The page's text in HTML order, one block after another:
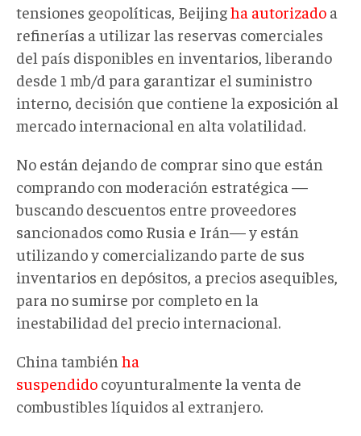
tensiones geopolíticas, Beijingha autorizado a
refinerías a utilizar las reservas comerciales
del país disponibles en inventarios, liberando
desde 1 mb/d para garantizar el suministro
interno, decisión que contiene la exposición al
mercado internacional en alta volatilidad.
No están dejando de comprar sino que están
comprando con moderación estratégica —
buscando descuentos entre proveedores
sancionados como Rusia e Irán— y están
utilizando y comercializando parte de sus
inventarios en depósitos, a precios asequibles,
para no sumirse por completo en la
inestabilidad del precio internacional.
China también ha
suspendido coyunturalmente la venta de
combustibles líquidos al extranjero.